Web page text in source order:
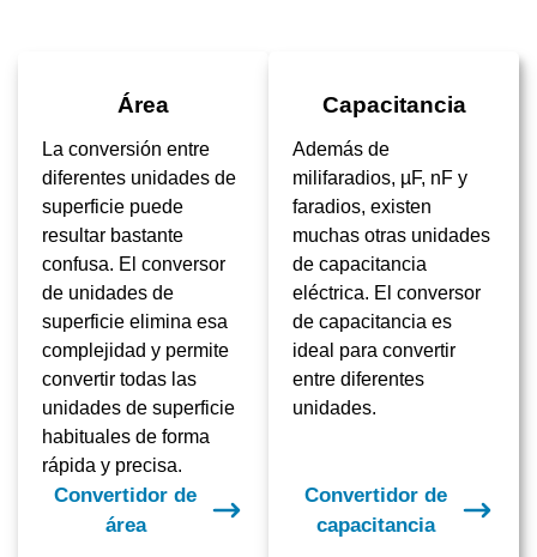
Área
La conversión entre
diferentes unidades de
superficie puede
resultar bastante
confusa. El conversor
de unidades de
superficie elimina esa
complejidad y permite
convertir todas las
unidades de superficie
habituales de forma
rápida y precisa.
Convertidor de
área
Capacitancia
Además de
milifaradios, µF, nF y
faradios, existen
muchas otras unidades
de capacitancia
eléctrica. El conversor
de capacitancia es
ideal para convertir
entre diferentes
unidades.
Convertidor de
capacitancia